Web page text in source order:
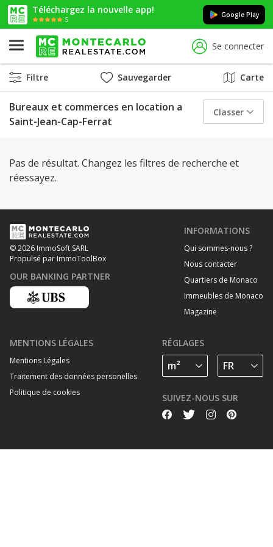
Téléchargez la nouvelle app!
5
Google Play
Se connecter
Filtre Sauvegarder Carte
Bureaux et commerces en location a
Saint-Jean-Cap-Ferrat
Classer
Pas de résultat. Changez les filtres de recherche et
réessayez.
© 2026 ImmoSoft SARL
Propulsé par ImmoToolBox
OUR BANKING PARTNER
INFORMATIONS
Qui sommes-nous ?
Nous contacter
Quartiers de Monaco
Immeubles de Monaco
Magazine
MENTIONS LÉGALES
Mentions Légales
Traitement des données personelles
Politique de cookies
RÉGLAGES
SUIVEZ-NOUS SUR